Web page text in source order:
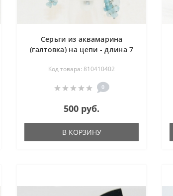
Серьги из аквамарина
(галтовка) на цепи - длина 7
Код товара: 810410402
0
500 руб.
В КОРЗИНУ